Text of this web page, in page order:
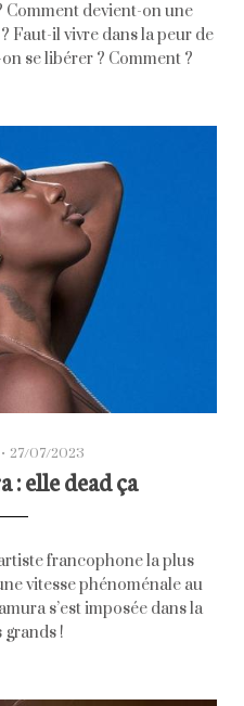
Comment devient-on une
Faut-il vivre dans la peur de
se libérer ? Comment ?
• 27/07/2023
: elle dead ça
francophone la plus
vitesse phénoménale au
s’est imposée dans la
grands !